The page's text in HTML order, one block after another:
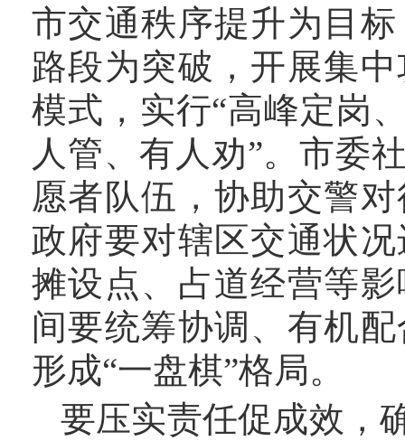
市交通秩序提升为目
路段为突破，开展集
模式，实行“高峰定岗
人管、有人劝”。市委
愿者队伍，协助交警
政府要对辖区交通状
摊设点、占道经营等
间要统筹协调、有机
形成“一盘棋”格局。
要压实责任促成效，